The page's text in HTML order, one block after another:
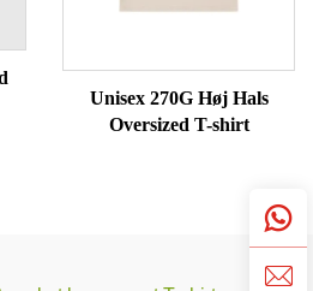
Unisex 270G Høj Hals
Oversized T-shirt